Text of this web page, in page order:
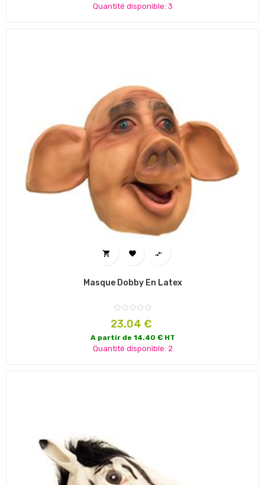
Quantité disponible: 3
  
Masque Dobby En Latex
Prix
23,04 €
A partir de 14.40 € HT
Quantité disponible: 2